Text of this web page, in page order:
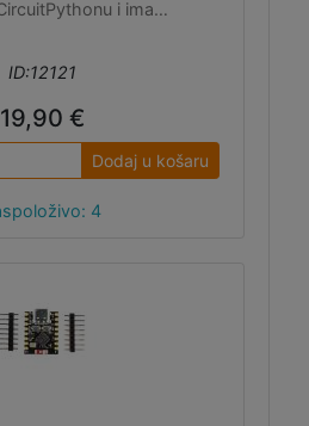
i ima
ID:12121
19,90 €
Dodaj u košaru
4